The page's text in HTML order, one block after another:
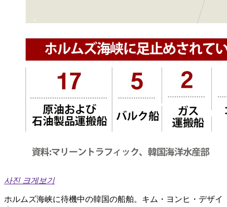
사진 크게보기
ホルムズ海峡に待機中の韓国の船舶。キム・ヨンヒ・デザイ